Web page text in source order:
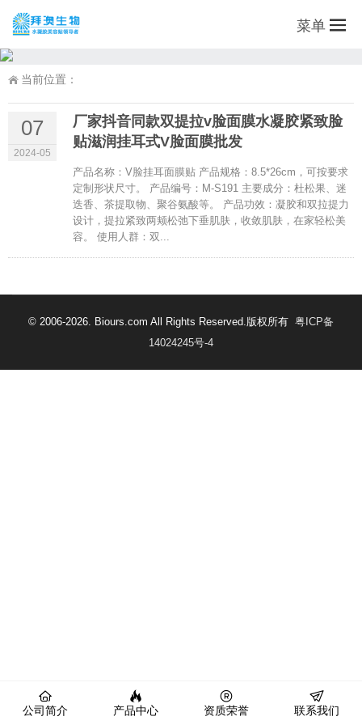
菜单
当前位置：
07
2024-05
厂家抖音同款双提拉v脸面膜水凝胶紧致脸
贴滋润挂耳式V脸面膜批发
产品名称：V脸挂耳面膜贴 产品规格：8.5*26cm，可按要求
定制形状尺寸。 产品编号：M-S191 主要成分：杜松果、迷
迭香、茶提取物、聚谷氨酸等。 产品功效：凝胶和双拉提力
设计，提拉紧致两颊松弛下垂肌肤，收敛肌肤，在家轻松美
容。 使用人群：双...
© 2006-2026. Biours.com All Rights Reserved.版权所有 粤ICP备
14024245号-4
公司简介 产品中心 资质荣誉 联系我们